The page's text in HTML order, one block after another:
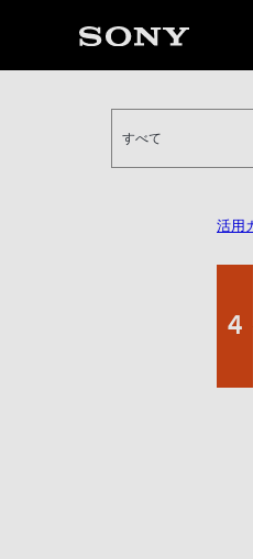
すべて
活用
4